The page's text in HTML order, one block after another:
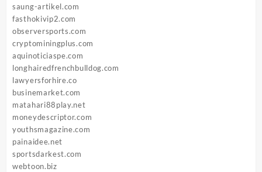
saung-artikel.com
fasthokivip2.com
observersports.com
cryptominingplus.com
aquinoticiaspe.com
longhairedfrenchbulldog.com
lawyersforhire.co
businemarket.com
matahari88play.net
moneydescriptor.com
youthsmagazine.com
painaidee.net
sportsdarkest.com
webtoon.biz